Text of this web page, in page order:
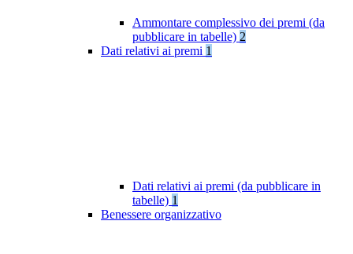
Ammontare complessivo dei premi (da
pubblicare in tabelle) 2
Dati relativi ai premi 1
Dati relativi ai premi (da pubblicare in
tabelle) 1
Benessere organizzativo